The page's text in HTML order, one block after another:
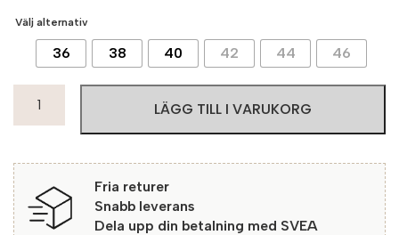
Välj alternativ
36 38 40 42 44 46
Klänning
Marine
Combo
mängd
LÄGG TILL I VARUKORG
Fria returer
Snabb leverans
Dela upp din betalning med SVEA